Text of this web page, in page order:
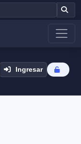
Ingresar